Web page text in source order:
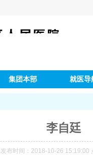
集团本部 就医导
李自廷
发布时间：2018-10-26 15:19:00